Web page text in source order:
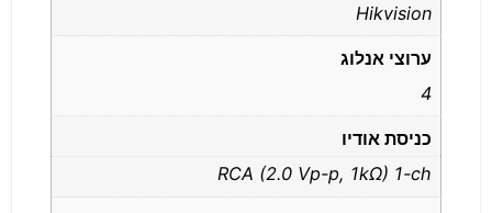
Hikvision
ערוצי אנלוג
4
כניסת אודיו
RCA (2.0 Vp-p, 1kΩ) 1-ch